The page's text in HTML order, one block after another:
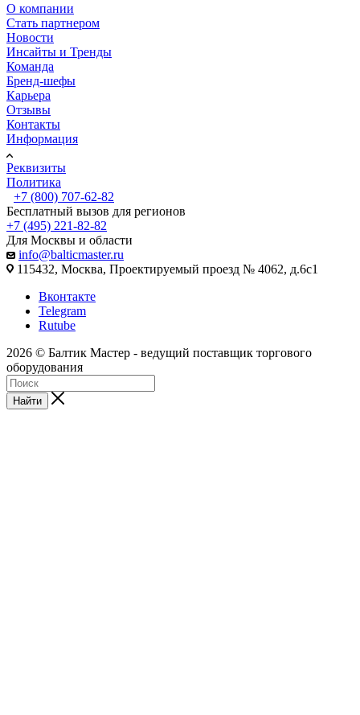
О компании
Стать партнером
Новости
Инсайты и Тренды
Команда
Бренд-шефы
Карьера
Отзывы
Контакты
Информация
Реквизиты
Политика
+7 (800) 707-62-82
Бесплатный вызов для регионов
+7 (495) 221-82-82
Для Москвы и области
info@balticmaster.ru
115432, Москва, Проектируемый проезд № 4062, д.6с1
Вконтакте
Telegram
Rutube
2026 © Балтик Мастер - ведущий поставщик торгового
оборудования
Найти